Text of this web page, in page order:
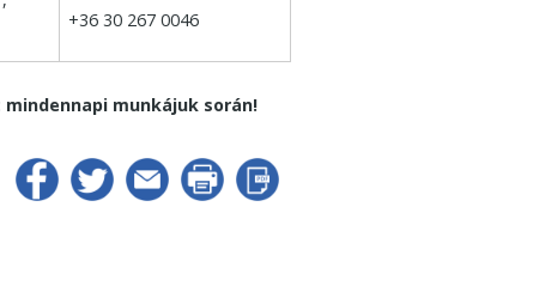
+36 30 267 0046
munkájuk során!